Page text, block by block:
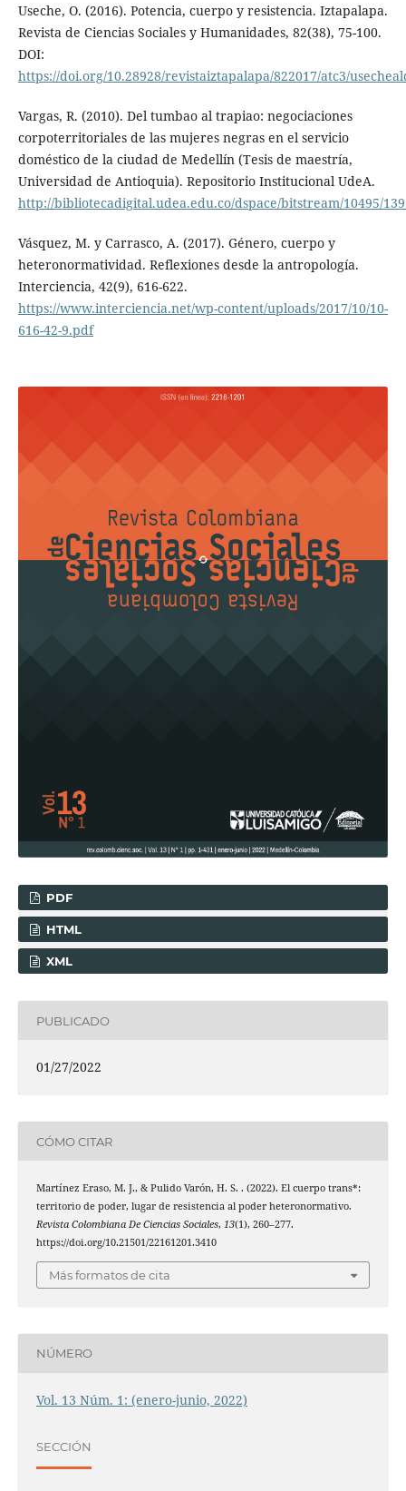
Useche, O. (2016). Potencia, cuerpo y resistencia. Iztapalapa.
Revista de Ciencias Sociales y Humanidades, 82(38), 75-100.
DOI:
https://doi.org/10.28928/revistaiztapalapa/822017/atc3/
Vargas, R. (2010). Del tumbao al trapiao: negociaciones
corpoterritoriales de las mujeres negras en el servicio
doméstico de la ciudad de Medellín (Tesis de maestría,
Universidad de Antioquia). Repositorio Institucional UdeA.
http://bibliotecadigital.udea.edu.co/dspace/bitstream/10495/
Vásquez, M. y Carrasco, A. (2017). Género, cuerpo y
heteronormatividad. Reflexiones desde la antropología.
Interciencia, 42(9), 616-622.
https://www.interciencia.net/wp-content/uploads/2017/10/10-
616-42-9.pdf
PDF
HTML
XML
PUBLICADO
01/27/2022
CÓMO CITAR
Martínez Eraso, M. J., & Pulido Varón, H. S. . (2022). El cuerpo trans*:
territorio de poder, lugar de resistencia al poder heteronormativo.
Revista Colombiana De Ciencias Sociales, 13(1), 260–277.
https://doi.org/10.21501/22161201.3410
Más formatos de cita
NÚMERO
Vol. 13 Núm. 1: (enero-junio, 2022)
SECCIÓN